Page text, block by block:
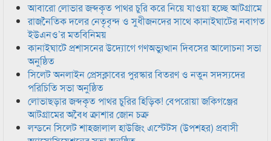
আবারো লোভার জব্দকৃত পাথর চুরি করে নিয়ে যাওয়া হচ্ছে আটগ্রামে
রাজনৈতিক দলের নেতৃবৃন্দ ও সুধীজনদের সাথে কানাইঘাটের নবাগত
ইউএনও’র মতবিনিময়
কানাইঘাটে প্রশাসনের উদ্যোগে গণঅভ্যুত্থান দিবসের আলোচনা সভা
অনুষ্ঠিত
সিলেট অনলাইন প্রেসক্লাবের পুরস্কার বিতরণ ও নতুন সদস্যদের
পরিচিতি সভা অনুষ্ঠিত
লোভাছড়ার জব্দকৃত পাথর চুরির হিড়িক! বেপরোয়া জকিগঞ্জের
আটগ্রামের অবৈধ ক্রাশার জোন চক্র
লন্ডনে সিলেট শাহজালাল হাউজিং এস্টেটস (উপশহর) প্রবাসী